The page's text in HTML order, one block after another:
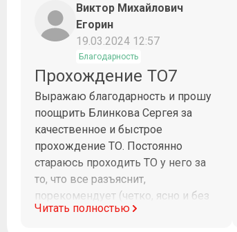
Виктор Михайлович
Егорин
19.03.2024 12:57
Благодарность
Прохождение ТО7
Выражаю благодарность и прошу
поощрить Блинкова Сергея за
качественное и быстрое
прохождение ТО. Постоянно
стараюсь проходить ТО у него за
то, что все разъяснит,
порекомендует (четко, ясно и без
заумных слов) и потом все четко и
Читать полностью